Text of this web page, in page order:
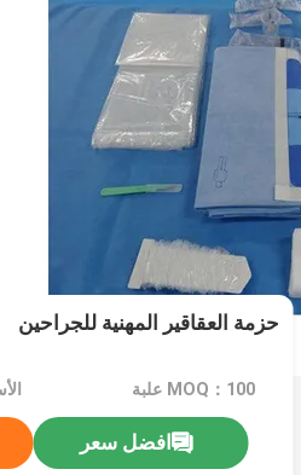
حزمة العقاقير المهنية للجراحين
MOQ：100 علبة
افضل سعر